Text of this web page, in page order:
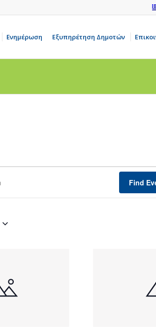
Ενημέρωση Εξυπηρέτηση Δημοτών
Find